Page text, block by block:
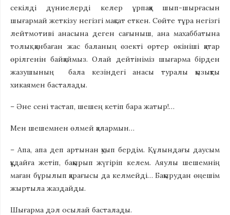
секілді дүниелерді келер ұрпаққа шып-шырғасын
шығармай жеткізу негізгі мақсат еткен. Сөйте тұра негізгі
лейтмотиві анасына деген сағыныш, ана махаббатына
толық қанбаған жас баланың өзекті өртер өкініші қатар
өрілгенін байқаймыз. Олай дейтініміз шығарма бірден
жазушының бала кезіндегі анасы туралы қызықты
хикаямен басталады.
– Әне сені тастап, шешең кетіп бара жатыр!…
Мен шешемнен өлмей қалармын…
– Апа, апа деп артынан қуып бердім. Құлындағы даусым
құдайға жетіп, бақырып жүгіріп келем. Аяулы шешемнің
маған бұрылып қарағысы да келмейді… Бақырудан өңешім
жыртыла жаздайды.
Шығарма дәл осылай басталады.